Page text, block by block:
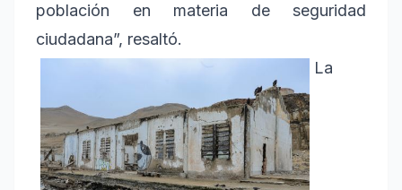
población en materia de seguridad
ciudadana”, resaltó.
La